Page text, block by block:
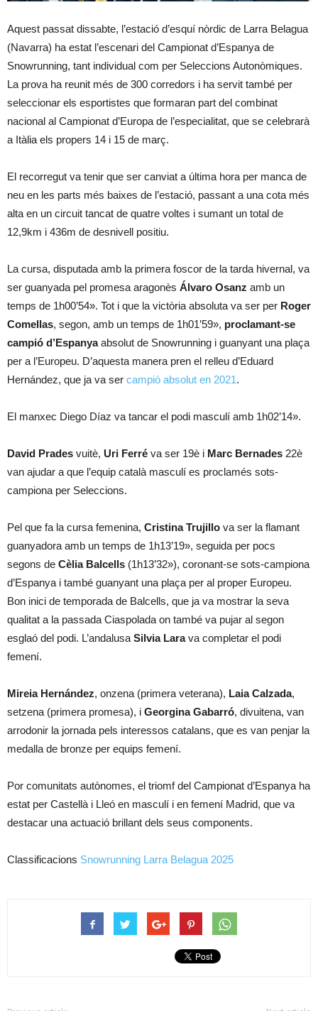
Aquest passat dissabte, l’estació d’esquí nòrdic de Larra Belagua
(Navarra) ha estat l’escenari del Campionat d’Espanya de
Snowrunning, tant individual com per Seleccions Autonòmiques.
La prova ha reunit més de 300 corredors i ha servit també per
seleccionar els esportistes que formaran part del combinat
nacional al Campionat d’Europa de l’especialitat, que se celebrarà
a Itàlia els propers 14 i 15 de març.
El recorregut va tenir que ser canviat a última hora per manca de
neu en les parts més baixes de l’estació, passant a una cota més
alta en un circuit tancat de quatre voltes i sumant un total de
12,9km i 436m de desnivell positiu.
La cursa, disputada amb la primera foscor de la tarda hivernal, va
ser guanyada pel promesa aragonès Álvaro Osanz amb un
temps de 1h00’54». Tot i que la victòria absoluta va ser per Roger
Comellas, segon, amb un temps de 1h01’59», proclamant-se
campió d’Espanyaabsolut de Snowrunning i guanyant una plaça
per a l’Europeu. D’aquesta manera pren el relleu d’Eduard
Hernández, que ja va ser campió absolut en 2021.
El manxec Diego Díaz va tancar el podi masculí amb 1h02’14».
David Prades vuitè, Uri Ferré va ser 19è i Marc Bernades 22è
van ajudar a que l’equip català masculí es proclamés sots-
campiona per Seleccions.
Pel que fa la cursa femenina, Cristina Trujillo va ser la flamant
guanyadora amb un temps de 1h13’19», seguida per pocs
segons de Cèlia Balcells (1h13’32»), coronant-se sots-campiona
d’Espanya i també guanyant una plaça per al proper Europeu.
Bon inici de temporada de Balcells, que ja va mostrar la seva
qualitat a la passada Ciaspolada on també va pujar al segon
esglaó del podi. L’andalusa Silvia Larava completar el podi
femení.
Mireia Hernández, onzena (primera veterana), Laia Calzada,
setzena (primera promesa), i Georgina Gabarró, divuitena, van
arrodonir la jornada pels interessos catalans, que es van penjar la
medalla de bronze per equips femení.
Por comunitats autònomes, el triomf del Campionat d’Espanya ha
estat per Castellà i Lleó en masculí i en femení Madrid, que va
destacar una actuació brillant dels seus components.
Classificacions Snowrunning Larra Belagua 2025